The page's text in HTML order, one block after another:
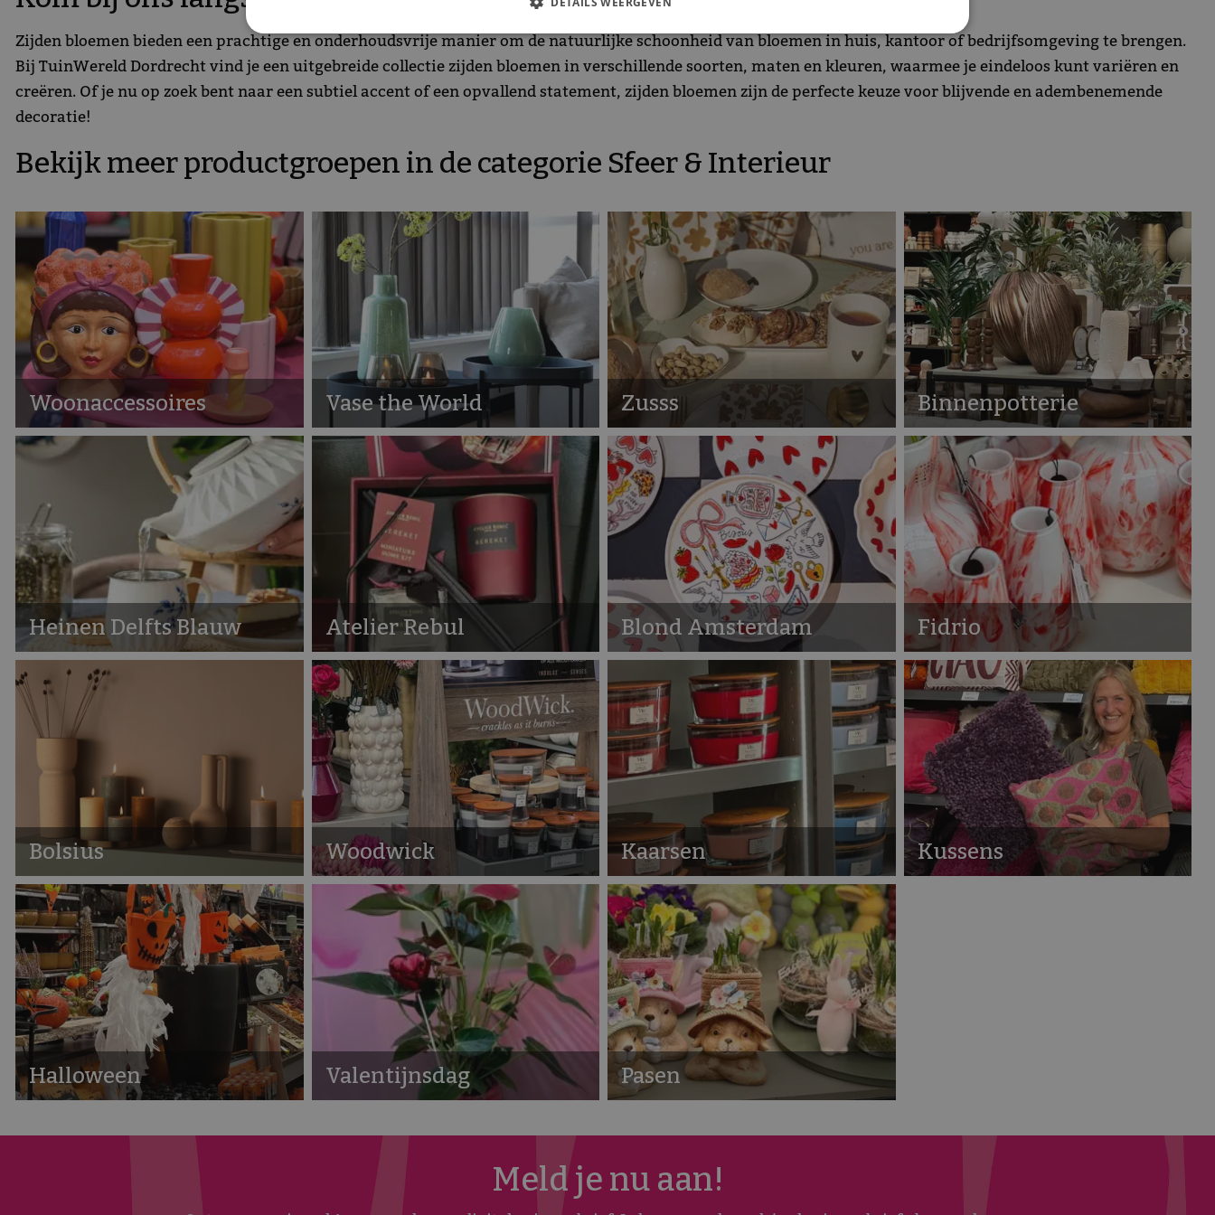
Zijden bloemen bieden een prachtige en onderhoudsvrije manier om de natuurlijke schoonheid van bloemen in huis, kantoor of bedrijfsomgeving te brengen.
Bij TuinWereld Dordrecht vind je een uitgebreide collectie zijden bloemen in verschillende soorten, maten en kleuren, waarmee je eindeloos kunt variëren en
creëren. Of je nu op zoek bent naar een subtiel accent of een opvallend statement, zijden bloemen zijn de perfecte keuze voor blijvende en adembenemende
decoratie!
Bekijk meer productgroepen in de categorie Sfeer & Interieur
Woonaccessoires Vase the World Zusss Binnenpotterie
Heinen Delfts Blauw Atelier Rebul Blond Amsterdam Fidrio
Bolsius Woodwick Kaarsen Kussens
Halloween Valentijnsdag Pasen
Meld je nu aan!